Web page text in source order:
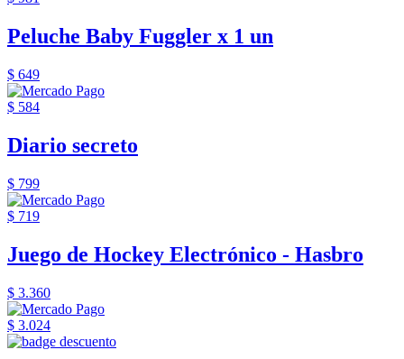
Peluche Baby Fuggler x 1 un
$ 649
$ 584
Diario secreto
$ 799
$ 719
Juego de Hockey Electrónico - Hasbro
$ 3.360
$ 3.024